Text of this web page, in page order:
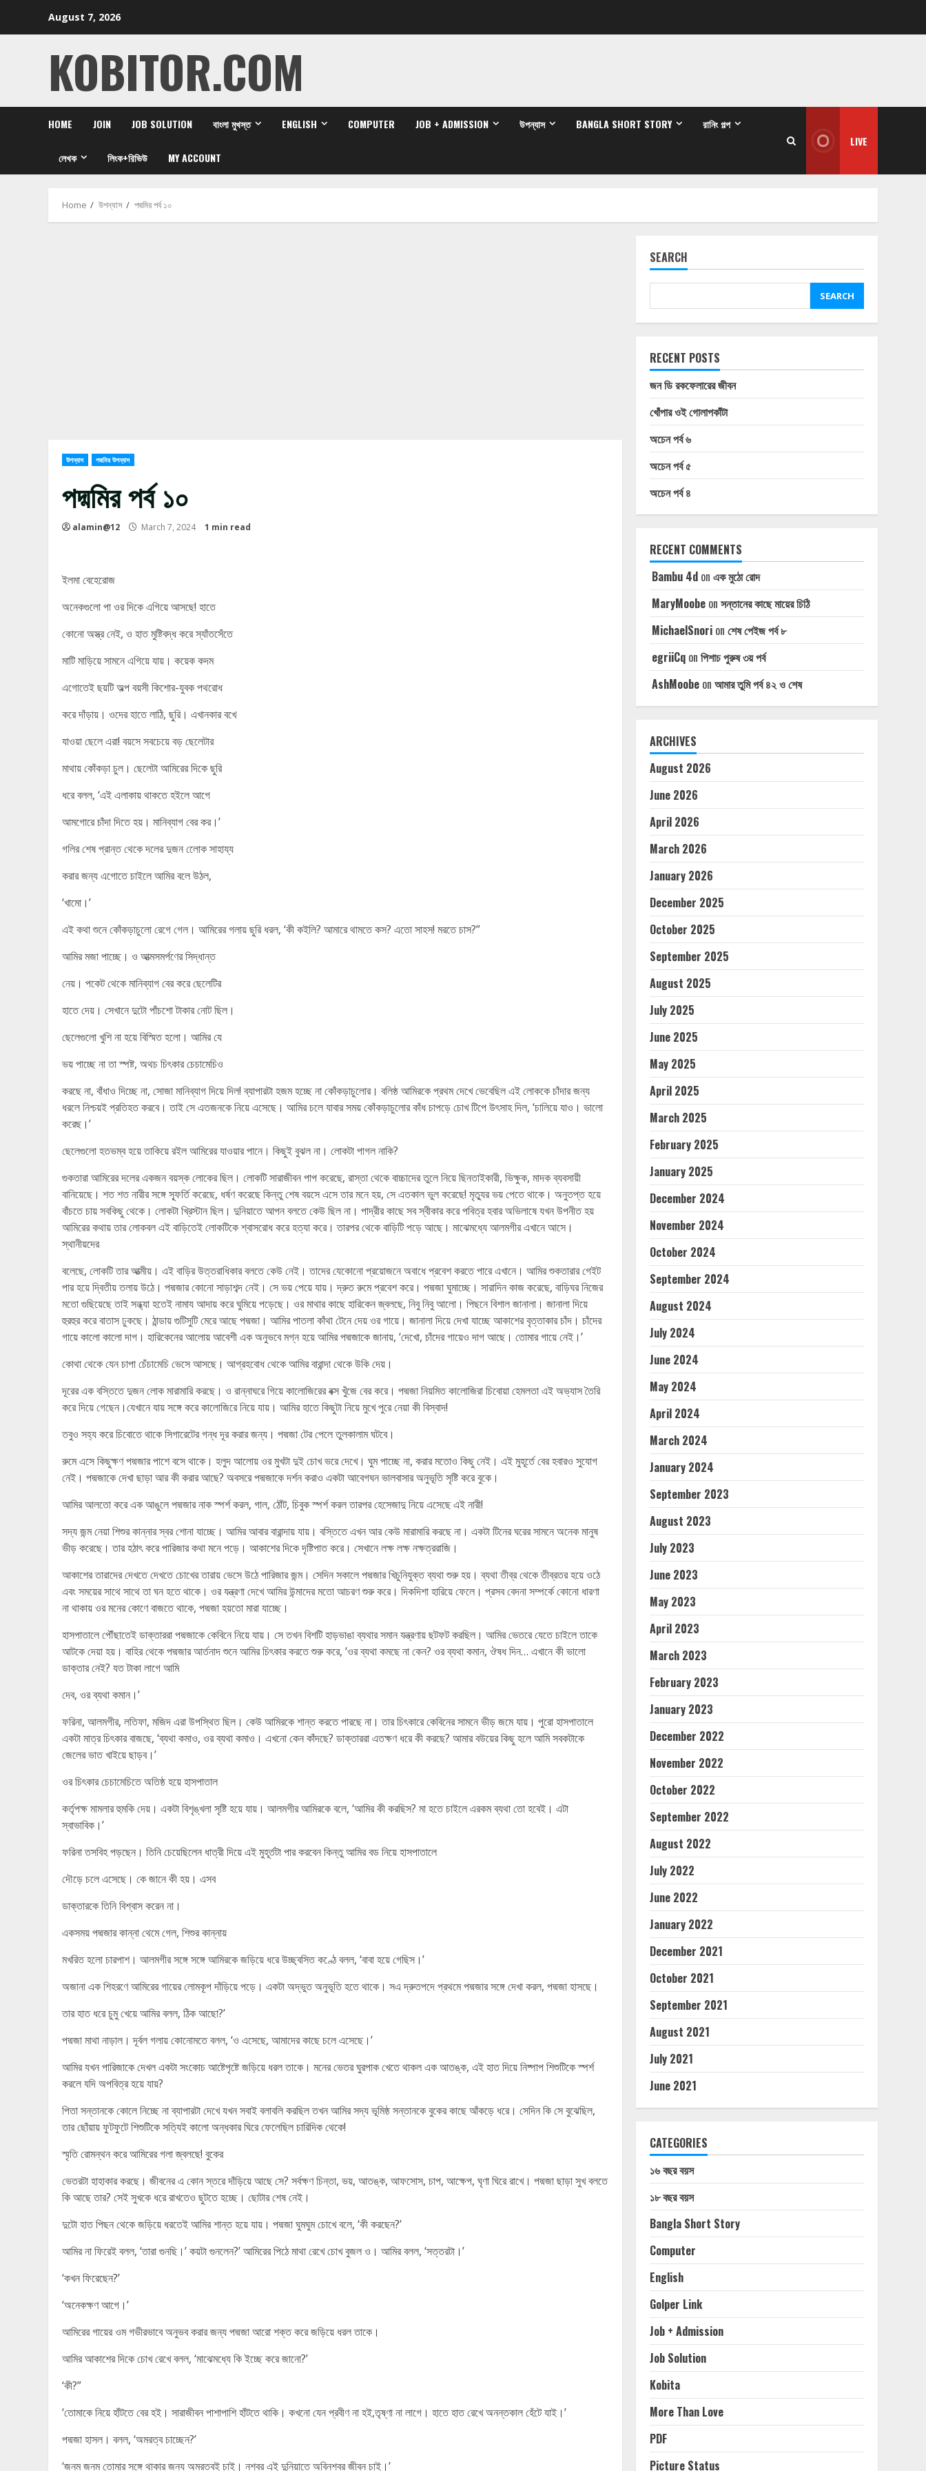
August 7, 2026
KOBITOR.COM
HOME JOIN JOB SOLUTION বাংলা মুখস্ত ENGLISH COMPUTER JOB + ADMISSION উপন্যাস BANGLA SHORT STORY রানিং গল্প
লেখক লিংক+রিভিউ MY ACCOUNT
LIVE
Home উপন্যাস পদ্মমির পর্ব ১০
উপন্যাস পদ্মমির উপন্যাস
পদ্মমির পর্ব ১০
alamin@12 March 7, 2024 1 min read
ইলমা বেহেরোজ
অনেকগুলো পা ওর দিকে এগিয়ে আসছে! হাতে
কোনো অস্ত্র নেই, ও হাত মুষ্টিবদ্ধ করে স্যাঁতসেঁতে
মাটি মাড়িয়ে সামনে এগিয়ে যায়। কয়েক কদম
এগোতেই ছয়টি অল্প বয়সী কিশোর-যুবক পথরোধ
করে দাঁড়ায়। ওদের হাতে লাঠি, ছুরি। এখানকার বখে
যাওয়া ছেলে এরা! বয়সে সবচেয়ে বড় ছেলেটার
মাথায় কোঁকড়া চুল। ছেলেটা আমিরের দিকে ছুরি
ধরে বলল, ‘এই এলাকায় থাকতে হইলে আগে
আমগোরে চাঁদা দিতে হয়। মানিব্যাগ বের কর।’
গলির শেষ প্রান্ত থেকে দলের দুজন লোেক সাহায্য
করার জন্য এগোতে চাইলে আমির বলে উঠল,
‘খামো।’
এই কথা শুনে কোঁকড়াচুলো রেগে গেল। আমিরের গলায় ছুরি ধরল, ‘কী কইলি? আমারে থামতে কস? এতো সাহস! মরতে চাস?”
আমির মজা পাচ্ছে। ও আত্মসমর্পণের সিদ্ধান্ত
নেয়। পকেট থেকে মানিব্যাগ বের করে ছেলেটির
হাতে দেয়। সেখানে দুটো পাঁচশো টাকার নোট ছিল।
ছেলেগুলো খুশি না হয়ে বিস্মিত হলো। আমির যে
ভয় পাচ্ছে না তা স্পষ্ট, অথচ চিৎকার চেচামেচিও
করছে না, বাঁধাও দিচ্ছে না, সোজা মানিব্যাগ দিয়ে দিল! ব্যাপারটা হজম হচ্ছে না কোঁকড়াচুলোর। বলিষ্ঠ আমিরকে প্রথম দেখে ভেবেছিল এই লোককে চাঁদার জন্য
ধরলে নিশ্চয়ই প্রতিহত করবে। তাই সে এতজনকে নিয়ে এসেছে। আমির চলে যাবার সময় কোঁকড়াচুলোর কাঁধ চাপড়ে চোখ টিপে উৎসাহ দিল, ‘চালিয়ে যাও। ভালো
করেছ।’
ছেলেগুলো হতভম্ব হয়ে তাকিয়ে রইল আমিরের যাওয়ার পানে। কিছুই বুঝল না। লোকটা পাগল নাকি?
গুকতারা আমিরের দলের একজন বয়স্ক লোকের ছিল। লোকটি সারাজীবন পাপ করেছে, রাস্তা থেকে বাচ্চাদের তুলে নিয়ে ছিনতাইকারী, ভিক্ষুক, মাদক ব্যবসায়ী
বানিয়েছে। শত শত নারীর সঙ্গে স্ফূর্তি করেছে, ধর্ষণ করেছে কিন্তু শেষ বয়সে এসে তার মনে হয়, সে এতকাল ভুল করেছে! মৃত্যুর ভয় পেতে থাকে। অনুতপ্ত হয়ে
বাঁচতে চায় সবকিছু থেকে। লোকটা খ্রিস্টান ছিল। দুনিয়াতে আপন বলতে কেউ ছিল না। পাদ্রীর কাছে সব স্বীকার করে পবিত্র হবার অভিলাষে যখন উপনীত হয়
আমিরের কথায় তার লোকবল এই বাড়িতেই লোকটিকে শ্বাসরোধ করে হত্যা করে। তারপর থেকে বাড়িটি পড়ে আছে। মাঝেমধ্যে আলমগীর এখানে আসে।
স্থানীয়দের
বলেছে, লোকটি তার আত্মীয়। এই বাড়ির উত্তরাধিকার বলতে কেউ নেই। তাদের যেকোনো প্রয়োজনে অবাধে প্রবেশ করতে পারে এখানে। আমির শুকতারার গেইট
পার হয়ে দ্বিতীয় তলায় উঠে। পদ্মজার কোনো সাড়াশব্দ নেই। সে ভয় পেয়ে যায়। দ্রুত রুমে প্রবেশ করে। পদ্মজা ঘুমাচ্ছে। সারাদিন কাজ করেছে, বাড়িঘর নিজের
মতো গুছিয়েছে তাই সন্ধ্যা হতেই নামায আদায় করে ঘুমিয়ে পড়েছে। ওর মাথার কাছে হারিকেন জ্বলছে, নিবু নিবু আলো। পিছনে বিশাল জানালা। জানালা দিয়ে
হুরহুর করে বাতাস ঢুকছে। ঠান্ডায় গুটিসুটি মেরে আছে পদ্মজা। আমির পাতলা কাঁথা টেনে দেয় ওর গায়ে। জানালা দিয়ে দেখা যাচ্ছে আকাশের বৃত্তাকার চাঁদ। চাঁদের
গায়ে কালো কালো দাগ। হারিকেনের আলোয় আবেশী এক অনুভবে মগ্ন হয়ে আমির পদ্মজাকে জানায়, ‘দেখো, চাঁদের গায়েও দাগ আছে। তোমার গায়ে নেই।’
কোথা থেকে যেন চাপা চেঁচামেচি ভেসে আসছে। আগ্রহবোধ থেকে আমির বারান্দা থেকে উকি দেয়।
দূরের এক বস্তিতে দুজন লোক মারামারি করছে। ও রান্নাঘরে গিয়ে কালোজিরের বক্স খুঁজে বের করে। পদ্মজা নিয়মিত কালোজিরা চিবোয়া হেমলতা এই অভ্যাস তৈরি
করে দিয়ে গেছেন।যেখানে যায় সঙ্গে করে কালোজিরে নিয়ে যায়। আমির হাতে কিছুটা নিয়ে মুখে পুরে নেয়া কী বিস্বাদ!
তবুও সহ্য করে চিবোতে থাকে সিগারেটের গন্ধ দূর করার জন্য। পদ্মজা টের পেলে তুলকালাম ঘটবে।
রুমে এসে কিছুক্ষণ পদ্মজার পাশে বসে থাকে। হলুদ আলোয় ওর মুখটা দুই চোখ ভরে দেখে। ঘুম পাচ্ছে না, করার মতোও কিছু নেই। এই মুহূর্তে বের হবারও সুযোগ
নেই। পদ্মজাকে দেখা ছাড়া আর কী করার আছে? অবসরে পদ্মজাকে দর্শন করাও একটা আবেগঘন ভালবাসার অনুভূতি সৃষ্টি করে বুকে।
আমির আলতো করে এক আঙুলে পদ্মজার নাক স্পর্শ করল, গাল, ঠোঁট, চিবুক স্পর্শ করল তারপর হেসেজাদু নিয়ে এসেছে এই নারী!
সদ্য জন্ম নেয়া শিশুর কান্নার স্বর শোনা যাচ্ছে। আমির আবার বারান্দায় যায়। বস্তিতে এখন আর কেউ মারামারি করছে না। একটা টিনের ঘরের সামনে অনেক মানুষ
ভীড় করেছে। তার হঠাৎ করে পারিজার কথা মনে পড়ে। আকাশের দিকে দৃষ্টিপাত করে। সেখানে লক্ষ লক্ষ নক্ষত্ররাজি।
আকাশের তারাদের দেখতে দেখতে চোখের তারায় ভেসে উঠে পারিজার জন্ম। সেদিন সকালে পদ্মজার খিচুনিযুক্ত ব্যথা শুরু হয়। ব্যথা তীব্র থেকে তীব্রতর হয়ে ওঠে
এবং সময়ের সাথে সাথে তা ঘন হতে থাকে। ওর যন্ত্রণা দেখে আমির উন্মাদের মতো আচরণ শুরু করে। দিকদিশা হারিয়ে ফেলে। প্রসব বেদনা সম্পর্কে কোনো ধারণা
না থাকায় ওর মনের কোণে বাজতে থাকে, পদ্মজা হয়তো মারা যাচ্ছে।
হাসপাতালে পৌঁছাতেই ডাক্তাররা পদ্মজাকে কেবিনে নিয়ে যায়। সে তখন বিশটি হাড়ভাঙা ব্যথার সমান যন্ত্রণায় ছটফট করছিল। আমির ভেতরে যেতে চাইলে তাকে
আটকে দেয়া হয়। বাহির থেকে পদ্মজার আর্তনাদ শুনে আমির চিৎকার করতে শুরু করে, ‘ওর ব্যথা কমছে না কেন? ওর ব্যথা কমান, ঔষধ দিন… এখানে কী ভালো
ডাক্তার নেই? যত টাকা লাগে আমি
দেব, ওর ব্যথা কমান।’
ফরিনা, আলমগীর, লতিফা, মজিদ এরা উপস্থিত ছিল। কেউ আমিরকে শান্ত করতে পারছে না। তার চিৎকারে কেবিনের সামনে ভীড় জমে যায়। পুরো হাসপাতালে
একটা মাত্র চিৎকার বাজছে, ‘ব্যথা কমাও, ওর ব্যথা কমাও। এখনো কেন কাঁদছে? ডাক্তাররা এতক্ষণ ধরে কী করছে? আমার বউয়ের কিছু হলে আমি সবকটাকে
জেলের ভাত খাইয়ে ছাড়ব।’
ওর চিৎকার চেচামেচিতে অতিষ্ঠ হয়ে হাসপাতাল
কর্তৃপক্ষ মামলার হুমকি দেয়। একটা বিশৃঙ্খলা সৃষ্টি হয়ে যায়। আলমগীর আমিরকে বলে, ‘আমির কী করছিস? মা হতে চাইলে এরকম ব্যথা তো হবেই। এটা
স্বাভাবিক।’
ফরিনা তসবিহ পড়ছেন। তিনি চেয়েছিলেন ধাত্রী দিয়ে এই মুহূর্তটা পার করবেন কিন্তু আমির বড নিয়ে হাসপাতালে
দৌড়ে চলে এসেছে। কে জানে কী হয়। এসব
ডাক্তারকে তিনি বিশ্বাস করেন না।
একসময় পদ্মজার কান্না থেমে গেল, শিশুর কান্নায়
মখরিত হলো চারপাশ। আলমগীর সঙ্গে সঙ্গে আমিরকে জড়িয়ে ধরে উচ্ছ্বসিত কণ্ঠে বলল, ‘বাবা হয়ে গেছিস।’
অজানা এক শিহরণে আমিরের গায়ের লোমকূপ দাঁড়িয়ে পড়ে। একটা অদ্ভুত অনুভূতি হতে থাকে। সএ দ্রুতপদে প্রথমে পদ্মজার সঙ্গে দেখা করল, পদ্মজা হাসছে।
তার হাত ধরে চুমু খেয়ে আমির বলল, ঠিক আছো?’
পদ্মজা মাথা নাড়াল। দূর্বল গলায় কোনোমতে বলল, ‘ও এসেছে, আমাদের কাছে চলে এসেছে।’
আমির যখন পারিজাকে দেখল একটা সংকোচ আষ্টেপৃষ্টে জড়িয়ে ধরল তাকে। মনের ভেতর ঘুরপাক খেতে থাকল এক আতঙ্ক, এই হাত দিয়ে নিষ্পাপ শিশুটিকে স্পর্শ
করলে যদি অপবিত্র হয়ে যায়?
পিতা সন্তানকে কোলে নিচ্ছে না ব্যাপারটা দেখে যখন সবাই বলাবলি করছিল তখন আমির সদ্য ভূমিষ্ঠ সন্তানকে বুকের কাছে আঁকড়ে ধরে। সেদিন কি সে বুঝেছিল,
তার ছোঁয়ায় ফুটফুটে শিশুটিকে সত্যিই কালো অন্ধকার ঘিরে ফেলেছিল চারিদিক থেকে!
স্মৃতি রোমন্থন করে আমিরের গলা জ্বলছে! বুকের
ভেতরটা হাহাকার করছে। জীবনের এ কোন স্তরে দাঁড়িয়ে আছে সে? সর্বক্ষণ চিন্তা, ভয়, আতঙ্ক, আফসোস, চাপ, আক্ষেপ, ঘৃণা ঘিরে রাখে। পদ্মজা ছাড়া সুখ বলতে
কি আছে তার? সেই সুখকে ধরে রাখতেও ছুটতে হচ্ছে। ছোটার শেষ নেই।
দুটো হাত পিছন থেকে জড়িয়ে ধরতেই আমির শান্ত হয়ে যায়। পদ্মজা ঘুমঘুম চোখে বলে, ‘কী করছেন?’
আমির না ফিরেই বলল, ‘তারা গুনছি।’ কয়টা গুনলেন?’ আমিরের পিঠে মাথা রেখে চোখ বুজল ও। আমির বলল, ‘সত্তরটা।’
‘কখন ফিরেছেন?’
‘অনেকক্ষণ আগে।’
আমিরের গায়ের ওম গভীরভাবে অনুভব করার জন্য পদ্মজা আরো শক্ত করে জড়িয়ে ধরল তাকে।
আমির আকাশের দিকে চোখ রেখে বলল, ‘মাঝেমধ্যে কি ইচ্ছে করে জানো?’
‘কী?”
‘তোমাকে নিয়ে হাঁটতে বের হই। সারাজীবন পাশাপাশি হাঁটতে থাকি। কখনো যেন প্রবীণ না হই,তৃষ্ণা না লাগে। হাতে হাত রেখে অনন্তকাল হেঁটে যাই।’
পদ্মজা হাসল। বলল, ‘অমরত্ব চাচ্ছেন?’
‘জনম জনম তোমার সঙ্গে থাকার জন্য অমরত্বই চাই। নশ্বর এই দুনিয়াতে অবিনশ্বর জীবন চাই।’
SEARCH
SEARCH
RECENT POSTS
জন ডি রকফেলারের জীবন
খোঁপার ওই গোলাপকাঁটা
অচেন পর্ব ৬
অচেন পর্ব ৫
অচেন পর্ব ৪
RECENT COMMENTS
Bambu 4don এক মুঠো রোদ
MaryMoobeon সন্তানের কাছে মায়ের চিঠি
MichaelSnorion শেষ পেইজ পর্ব ৮
egriiCqon পিশাচ পুরুষ ৩য় পর্ব
AshMoobeon আমার তুমি পর্ব ৪২ ও শেষ
ARCHIVES
August 2026
June 2026
April 2026
March 2026
January 2026
December 2025
October 2025
September 2025
August 2025
July 2025
June 2025
May 2025
April 2025
March 2025
February 2025
January 2025
December 2024
November 2024
October 2024
September 2024
August 2024
July 2024
June 2024
May 2024
April 2024
March 2024
January 2024
September 2023
August 2023
July 2023
June 2023
May 2023
April 2023
March 2023
February 2023
January 2023
December 2022
November 2022
October 2022
September 2022
August 2022
July 2022
June 2022
January 2022
December 2021
October 2021
September 2021
August 2021
July 2021
June 2021
CATEGORIES
১৬ বছর বয়স
১৮ বছর বয়স
Bangla Short Story
Computer
English
Golper Link
Job + Admission
Job Solution
Kobita
More Than Love
PDF
Picture Status